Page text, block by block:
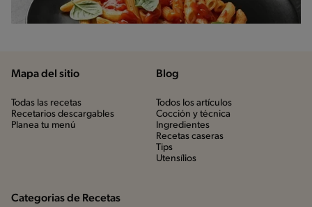
Mapa del sitio
Todas las recetas
Recetarios descargables
Planea tu menú
Blog
Todos los artículos
Cocción y técnica
Ingredientes
Recetas caseras
Tips
Utensílios
Categorias de Recetas